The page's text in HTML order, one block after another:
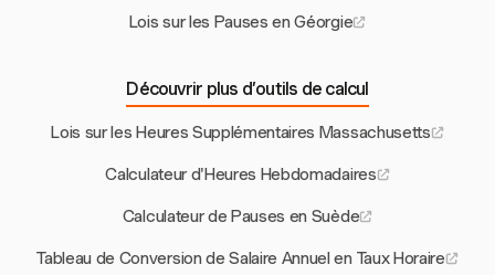
Lois sur les Pauses en Géorgie
Découvrir plus d’outils de calcul
Lois sur les Heures Supplémentaires Massachusetts
Calculateur d'Heures Hebdomadaires
Calculateur de Pauses en Suède
Tableau de Conversion de Salaire Annuel en Taux Horaire